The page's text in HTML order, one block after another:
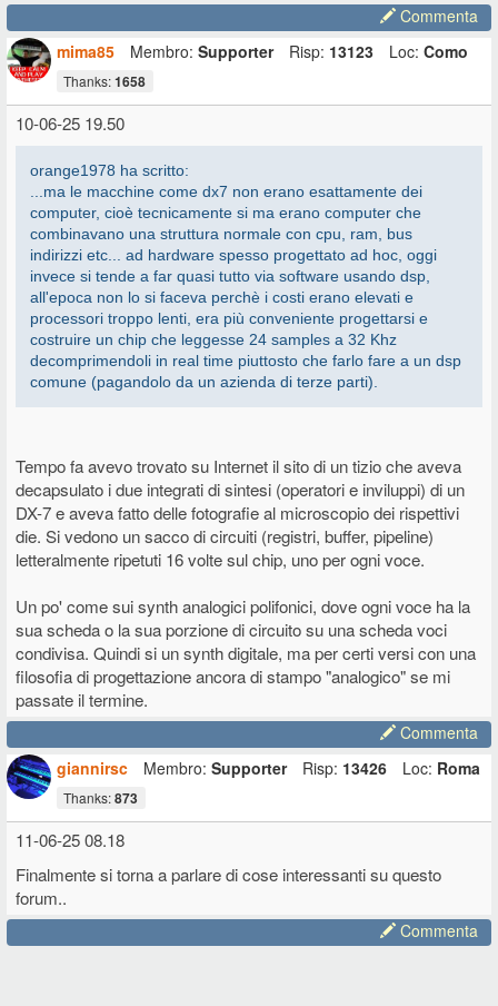
Commenta
mima85
Membro: Supporter Risp: 13123 Loc: Como
Thanks:1658
10-06-25 19.50
orange1978 ha scritto:
...ma le macchine come dx7 non erano esattamente dei
computer, cioè tecnicamente si ma erano computer che
combinavano una struttura normale con cpu, ram, bus
indirizzi etc... ad hardware spesso progettato ad hoc, oggi
invece si tende a far quasi tutto via software usando dsp,
all'epoca non lo si faceva perchè i costi erano elevati e
processori troppo lenti, era più conveniente progettarsi e
costruire un chip che leggesse 24 samples a 32 Khz
decomprimendoli in real time piuttosto che farlo fare a un dsp
comune (pagandolo da un azienda di terze parti).
Tempo fa avevo trovato su Internet il sito di un tizio che aveva
decapsulato i due integrati di sintesi (operatori e inviluppi) di un
DX-7 e aveva fatto delle fotografie al microscopio dei rispettivi
die. Si vedono un sacco di circuiti (registri, buffer, pipeline)
letteralmente ripetuti 16 volte sul chip, uno per ogni voce.
Un po' come sui synth analogici polifonici, dove ogni voce ha la
sua scheda o la sua porzione di circuito su una scheda voci
condivisa. Quindi si un synth digitale, ma per certi versi con una
filosofia di progettazione ancora di stampo "analogico" se mi
passate il termine.
Commenta
giannirsc
Membro: Supporter Risp: 13426 Loc: Roma
Thanks:873
11-06-25 08.18
Finalmente si torna a parlare di cose interessanti su questo
forum..
Commenta